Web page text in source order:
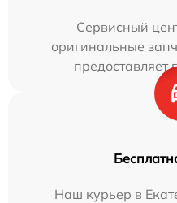
Сервисный
оригинальные
предоставляет
Наш курьер в